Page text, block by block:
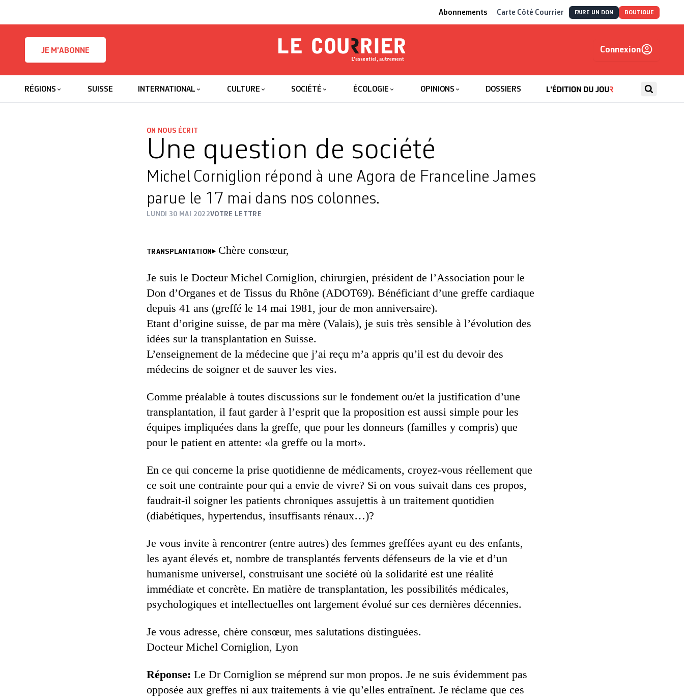
Abonnements Carte Côté Courrier FAIRE UN DON BOUTIQUE
JE M'ABONNE
Le Courrier
Connexion
RÉGIONS SUISSE INTERNATIONAL CULTURE SOCIÉTÉ ÉCOLOGIE OPINIONS DOSSIERS
ON NOUS ÉCRIT
Une question de société
Michel Corniglion répond à une Agora de Franceline James
parue le 17 mai dans nos colonnes.
LUNDI 30 MAI 2022VOTRE LETTRE
TRANSPLANTATION Chère consœur,
Je suis le Docteur Michel Corniglion, chirurgien, président de l’Association pour le
Don d’Organes et de Tissus du Rhône (ADOT69). Bénéficiant d’une greffe cardiaque
depuis 41 ans (greffé le 14 mai 1981, jour de mon anniversaire).
Etant d’origine suisse, de par ma mère (Valais), je suis très sensible à l’évolution des
idées sur la transplantation en Suisse.
L’enseignement de la médecine que j’ai reçu m’a appris qu’il est du devoir des
médecins de soigner et de sauver les vies.
Comme préalable à toutes discussions sur le fondement ou/et la justification d’une
transplantation, il faut garder à l’esprit que la proposition est aussi simple pour les
équipes impliquées dans la greffe, que pour les donneurs (familles y compris) que
pour le patient en attente: «la greffe ou la mort».
En ce qui concerne la prise quotidienne de médicaments, croyez-vous réellement que
ce soit une contrainte pour qui a envie de vivre? Si on vous suivait dans ces propos,
faudrait-il soigner les patients chroniques assujettis à un traitement quotidien
(diabétiques, hypertendus, insuffisants rénaux…)?
Je vous invite à rencontrer (entre autres) des femmes greffées ayant eu des enfants,
les ayant élevés et, nombre de transplantés fervents défenseurs de la vie et d’un
humanisme universel, construisant une société où la solidarité est une réalité
immédiate et concrète. En matière de transplantation, les possibilités médicales,
psychologiques et intellectuelles ont largement évolué sur ces dernières décennies.
Je vous adresse, chère consœur, mes salutations distinguées.
Docteur Michel Corniglion, Lyon
Réponse: Le Dr Corniglion se méprend sur mon propos. Je ne suis évidemment pas
opposée aux greffes ni aux traitements à vie qu’elles entraînent. Je réclame que ces